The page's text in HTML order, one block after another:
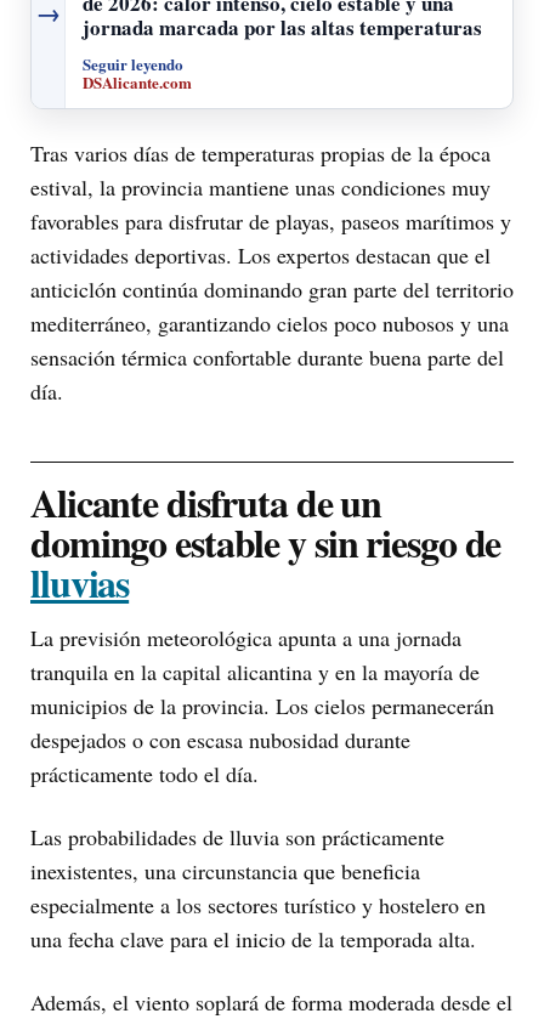
→
jornada marcada por las altas temperaturas
Seguir leyendo
DSAlicante.com
Tras varios días de temperaturas propias de la época
estival, la provincia mantiene unas condiciones muy
favorables para disfrutar de playas, paseos marítimos y
actividades deportivas. Los expertos destacan que el
anticiclón continúa dominando gran parte del territorio
mediterráneo, garantizando cielos poco nubosos y una
sensación térmica confortable durante buena parte del
día.
Alicante disfruta de un
domingo estable y sin riesgo de
lluvias
La previsión meteorológica apunta a una jornada
tranquila en la capital alicantina y en la mayoría de
municipios de la provincia. Los cielos permanecerán
despejados o con escasa nubosidad durante
prácticamente todo el día.
Las probabilidades de lluvia son prácticamente
inexistentes, una circunstancia que beneficia
especialmente a los sectores turístico y hostelero en
una fecha clave para el inicio de la temporada alta.
Además, el viento soplará de forma moderada desde el